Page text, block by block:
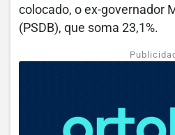
colocado, o ex-governador
(PSDB), que soma 23,1%.